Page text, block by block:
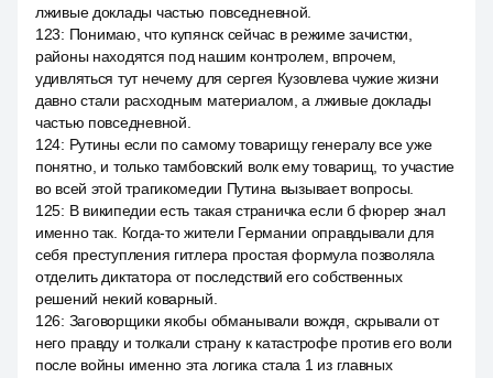
лживые доклады частью повседневной.
123: Понимаю, что купянск сейчас в режиме зачистки,
районы находятся под нашим контролем, впрочем,
удивляться тут нечему для сергея Кузовлева чужие жизни
давно стали расходным материалом, а лживые доклады
частью повседневной.
124: Рутины если по самому товарищу генералу все уже
понятно, и только тамбовский волк ему товарищ, то участие
во всей этой трагикомедии Путина вызывает вопросы.
125: В википедии есть такая страничка если б фюрер знал
именно так. Когда-то жители Германии оправдывали для
себя преступления гитлера простая формула позволяла
отделить диктатора от последствий его собственных
решений некий коварный.
126: Заговорщики якобы обманывали вождя, скрывали от
него правду и толкали страну к катастрофе против его воли
после войны именно эта логика стала 1 из главных